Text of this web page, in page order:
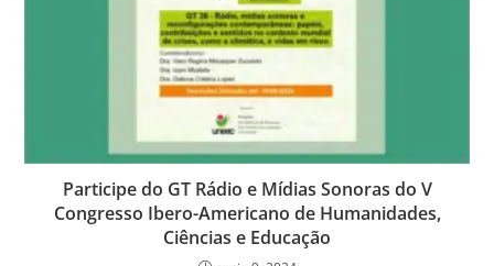
Participe do GT Rádio e Mídias Sonoras do V
Congresso Ibero-Americano de Humanidades,
Ciências e Educação